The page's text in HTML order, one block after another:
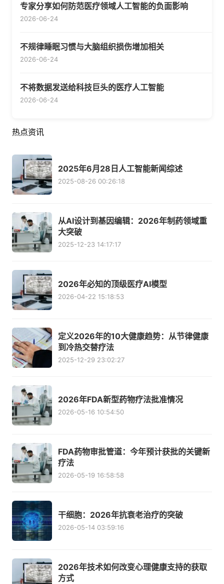
专家分享如何防范医疗领域人工智能的负面影响
2026-06-24
不规律睡眠习惯与大脑组织损伤增加相关
2026-06-24
不将数据发送给科技巨头的医疗人工智能
2026-06-24
热点资讯
2025年6月28日人工智能新闻综述
2025-08-26 00:26:18
从AI设计到基因编辑：2026年制药领域重
大突破
2025-12-23 14:17:17
2026年必知的顶级医疗AI模型
2026-04-22 15:18:53
定义2026年的10大健康趋势：从节律健康
到冷热交替疗法
2025-12-29 23:02:27
2026年FDA新型药物疗法批准情况
2026-05-16 10:54:50
FDA药物审批管道：今年预计获批的关键新
疗法
2026-05-19 16:58:58
干细胞：2026年抗衰老治疗的突破
2026-05-14 03:59:16
2026年技术如何改变心理健康支持的获取
方式